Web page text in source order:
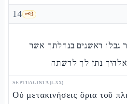
14 🗝️3
גבלו ראשנים בנחלתך אשר
נתן לך לרשתה
SEPTUAGINTA (LXX)
Οὐ μετακινήσεις ὅρια τοῦ